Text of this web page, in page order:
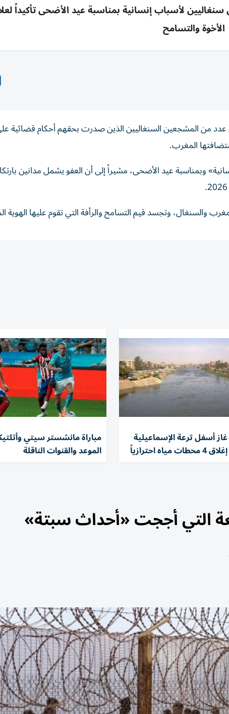
لأسباب إنسانية بمناسبة عيد الأضحى تأكيداً
الأخوة والتسامح
من المشجعين السنغاليين الذين صدرت بحقهم أحكام قضائية
وبمناسبة عيد الأضحى، مشيراً إلى أن العفو يشمل مدانين
والسنغال، وتجسد قيم التسامح والرأفة التي تقوم عليها الهوية
أسفل ترعة الإسماعيلية
احترازياً
مباراة مانشستر سيتي
الموعد والقنوات الناقلة
التي أججت «أحداث سبتة»